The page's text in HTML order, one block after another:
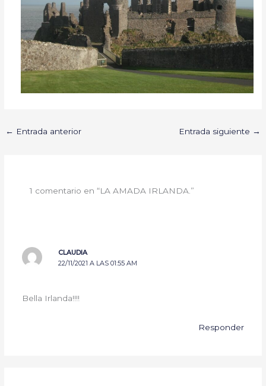
← Entrada anterior Entrada siguiente →
1 comentario en “LA AMADA IRLANDA.”
CLAUDIA
22/11/2021 A LAS 01:55 AM
Bella Irlanda!!!!
Responder